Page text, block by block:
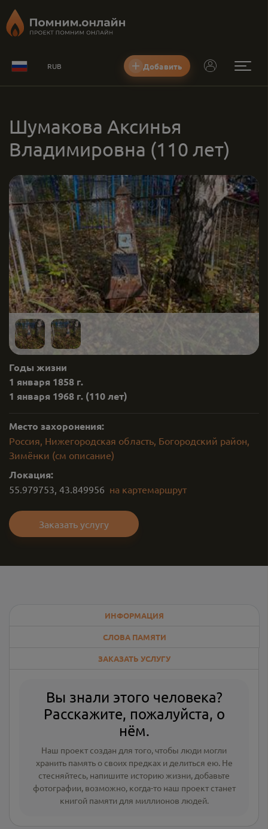
RUB Добавить
Шумакова Аксинья
Владимировна (110 лет)
Годы жизни
1 января 1858 г.
1 января 1968 г. (110 лет)
Место захоронения:
Россия, Нижегородская область, Богородский район,
Зимёнки (см описание)
Локация:
55.979753, 43.849956 на картемаршрут
Заказать услугу
ИНФОРМАЦИЯ
СЛОВА ПАМЯТИ
ЗАКАЗАТЬ УСЛУГУ
Вы знали этого человека?
Расскажите, пожалуйста, о
нём.
Наш проект создан для того, чтобы люди могли
хранить память о своих предках и делиться ею. Не
стесняйтесь, напишите историю жизни, добавьте
фотографии, возможно, когда-то наш проект станет
книгой памяти для миллионов людей.